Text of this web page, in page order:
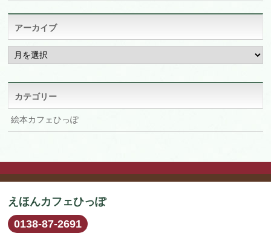
アーカイブ
ア
ー
カ
カテゴリー
絵本カフェひっぽ
えほんカフェひっぽ
0138-87-2691